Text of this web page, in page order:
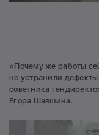
«Почему же работы
не устранили
советника
Егора Шавшина.